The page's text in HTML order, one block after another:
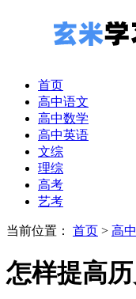
首页
高中语文
高中数学
高中英语
文综
理综
高考
艺考
当前位置： 首页 > 高中
怎样提高